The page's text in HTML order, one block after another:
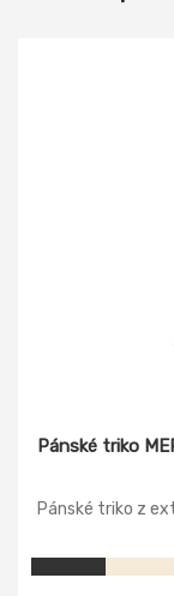
Pánské triko
Pánské triko z